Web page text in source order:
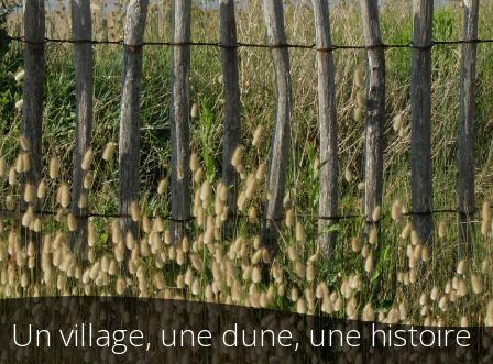
Un village, une dune, une histoire